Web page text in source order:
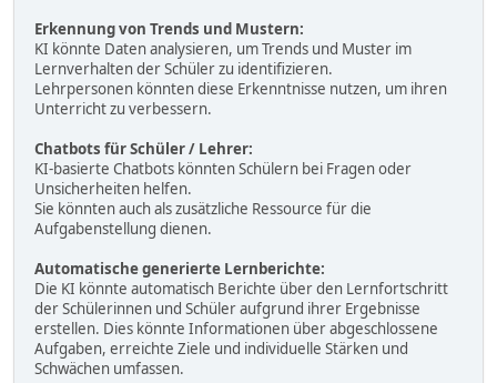
Erkennung von Trends und Mustern:
KI könnte Daten analysieren, um Trends und Muster im
Lernverhalten der Schüler zu identifizieren.
Lehrpersonen könnten diese Erkenntnisse nutzen, um ihren
Unterricht zu verbessern.
Chatbots für Schüler / Lehrer:
KI-basierte Chatbots könnten Schülern bei Fragen oder
Unsicherheiten helfen.
Sie könnten auch als zusätzliche Ressource für die
Aufgabenstellung dienen.
Automatische generierte Lernberichte:
Die KI könnte automatisch Berichte über den Lernfortschritt
der Schülerinnen und Schüler aufgrund ihrer Ergebnisse
erstellen. Dies könnte Informationen über abgeschlossene
Aufgaben, erreichte Ziele und individuelle Stärken und
Schwächen umfassen.